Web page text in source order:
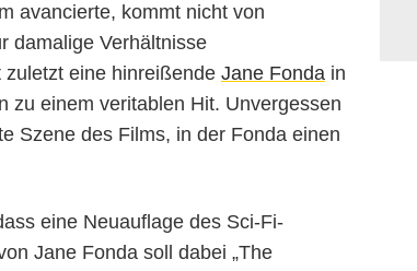
avancierte, kommt nicht von
damalige Verhältnisse
eine hinreißende Jane Fonda in
zu einem veritablen Hit. Unvergessen
Szene des Films, in der Fonda einen
eine Neuauflage des Sci-Fi-
Jane Fonda soll dabei „The